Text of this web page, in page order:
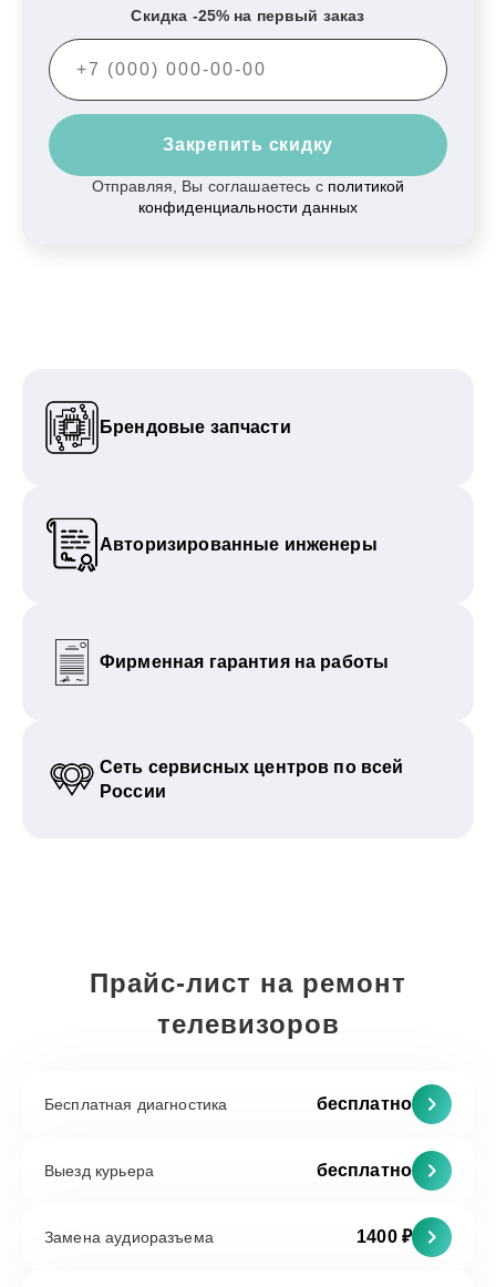
Скидка -25% на первый заказ
Закрепить скидку
Отправляя, Вы соглашаетесь с политикой
конфиденциальности данных
Брендовые запчасти
Авторизированные инженеры
Фирменная гарантия на работы
Сеть сервисных центров по всей
России
Прайс-лист на ремонт
телевизоров
Бесплатная диагностика бесплатно
Выезд курьера бесплатно
Замена аудиоразъема 1400 ₽